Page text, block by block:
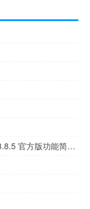
美篇网页版 V3.8.5 官方版（美篇网页版 V3.8.5 官方版功能简介）